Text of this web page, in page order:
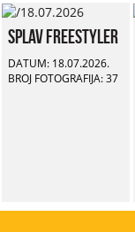
Splav Freestyler
DATUM: 18.07.2026.
BROJ FOTOGRAFIJA: 37